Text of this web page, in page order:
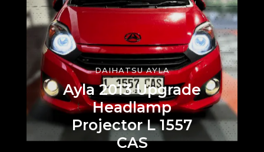
DAIHATSU AYLA
Ayla 2013 Upgrade
Headlamp
Projector L 1557
CAS